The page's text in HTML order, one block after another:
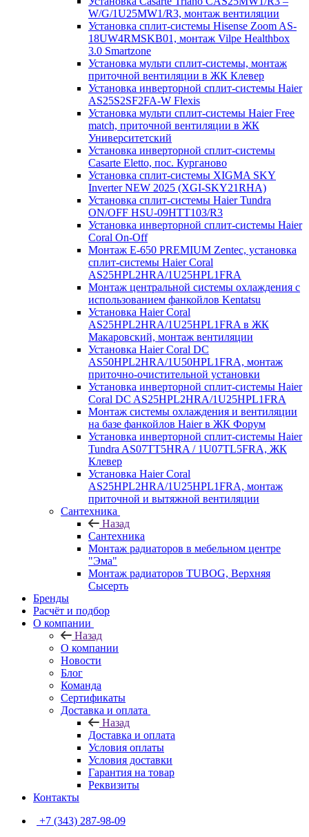
W/G/1U25MW1/R3, монтаж вентиляции
Установка сплит-системы Hisense Zoom AS-
18UW4RMSKB01, монтаж Vilpe Healthbox
3.0 Smartzone
Установка мульти сплит-системы, монтаж
приточной вентиляции в ЖК Клевер
Установка инверторной сплит-системы Haier
AS25S2SF2FA-W Flexis
Установка мульти сплит-системы Haier Free
match, приточной вентиляции в ЖК
Университетский
Установка инверторной сплит-системы
Casarte Eletto, пос. Курганово
Установка сплит-системы XIGMA SKY
Inverter NEW 2025 (XGI-SKY21RHA)
Установка сплит-системы Haier Tundra
ON/OFF HSU-09HTT103/R3
Установка инверторной сплит-системы Haier
Coral On-Off
Монтаж E-650 PREMIUM Zentec, установка
сплит-системы Haier Coral
AS25HPL2HRA/1U25HPL1FRA
Монтаж центральной системы охлаждения с
использованием фанкойлов Kentatsu
Установка Haier Coral
AS25HPL2HRA/1U25HPL1FRA в ЖК
Макаровский, монтаж вентиляции
Установка Haier Coral DC
AS50HPL2HRA/1U50HPL1FRA, монтаж
приточно-очистительной установки
Установка инверторной сплит-системы Haier
Coral DC AS25HPL2HRA/1U25HPL1FRA
Монтаж системы охлаждения и вентиляции
на базе фанкойлов Haier в ЖК Форум
Установка инверторной сплит-системы Haier
Tundra AS07TT5HRA / 1U07TL5FRA, ЖК
Клевер
Установка Haier Coral
AS25HPL2HRA/1U25HPL1FRA, монтаж
приточной и вытяжной вентиляции
Сантехника
Назад
Сантехника
Монтаж радиаторов в мебельном центре
"Эма"
Монтаж радиаторов TUBOG, Верхняя
Сысерть
Бренды
Расчёт и подбор
О компании
Назад
О компании
Новости
Блог
Команда
Сертификаты
Доставка и оплата
Назад
Доставка и оплата
Условия оплаты
Условия доставки
Гарантия на товар
Реквизиты
Контакты
+7 (343) 287-98-09